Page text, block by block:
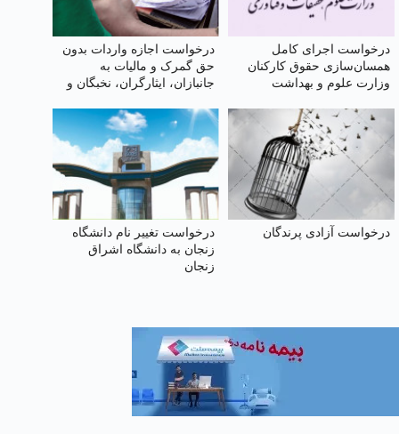
درخواست اجرای کامل
همسان‌سازی حقوق کارکنان
وزارت علوم و بهداشت
درخواست اجازه واردات بدون
حق گمرک و مالیات به
جانبازان، ایثارگران، نخبگان و
درخواست آزادی پرندگان
درخواست تغییر نام دانشگاه
زنجان به دانشگاه اشراق
زنجان